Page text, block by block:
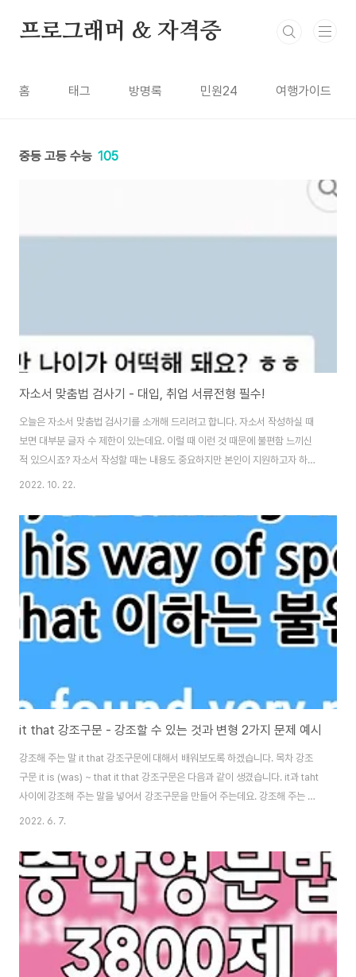
프로그래머 & 자격증
홈 태그 방명록 민원24 여행가이드
중등 고등 수능 105
자소서 맞춤법 검사기 - 대입, 취업 서류전형 필수!
오늘은 자소서 맞춤법 검사기를 소개해 드리려고 합니다. 자소서 작성하실 때
보면 대부분 글자 수 제한이 있는데요. 이럴 때 이런 것 때문에 불편함 느끼신
적 있으시죠? 자소서 작성할 때는 내용도 중요하지만 본인이 지원하고자 하는
기업의 가이드라인에 맞춰 작성하는 것 역시 중요하기 때문에 자소서 맞춤법
시는 분들은 없으시죠? 물론 글자 수를 맞추는 건 원고지 사용을 할 수는 있지
만 만약 대학교와 기업에서 제시한 가이드라인 기준이 Byte로 제시되어 있는
경우도 있습니다. 이럴 땐 더더욱 자소서 글자 수 세기 프로그램의 필요성이 커
집니다. 하지만 자소서 맞춤법 검사기를 이용하려면 다운을 받거나 로그인을
해야 돼서 번거로울 때가 많이 있..
2022. 10. 22.
it that 강조구문 - 강조할 수 있는 것과 변형 2가지 문제 예시
강조해 주는 말 it that 강조구문에 대해서 배워보도록 하겠습니다. 목차 강조
구문 it is (was) ~ that it that 강조구문은 다음과 같이 생겼습니다. it과 taht
사이에 강조해 주는 말을 넣어서 강조구문을 만들어 주는데요. 강조해 주는 말
이 우리나라 말에 "바로 OOO" 입니다. Alice met Peter in Paris
was Alice that met Peter in Paris yesterday -> It was Peter that
Alice met in Paris yesterday -> It was in Paris that Alice met
peter yesterday -> It was ..
2022. 6. 7.